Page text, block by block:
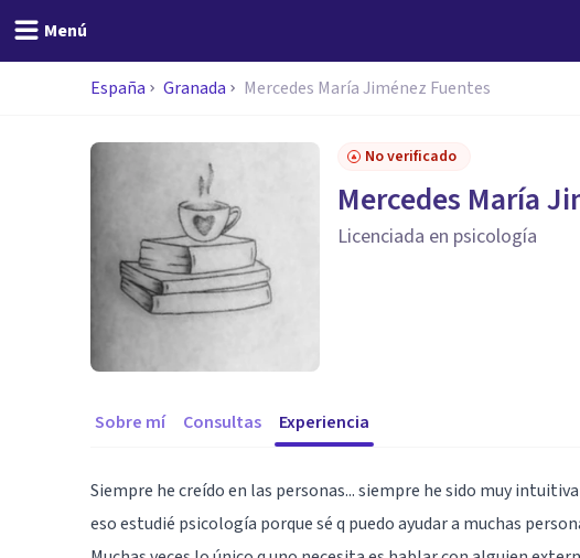
Menú
España Granada Mercedes María Jiménez Fuentes
No verificado
Mercedes María
Licenciada en psicología
Sobre mí Consultas Experiencia
Siempre he creído en las personas... siempre he sido muy
eso estudié psicología porque sé q puedo ayudar a muchas